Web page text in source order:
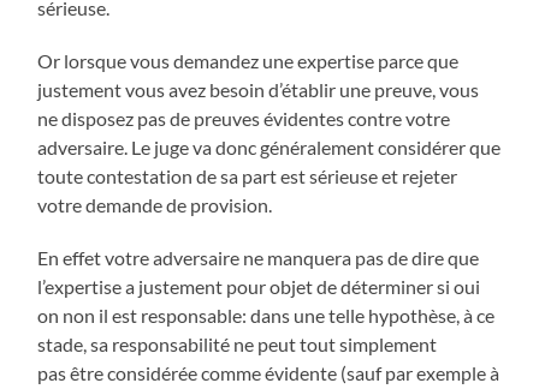
sérieuse.
Or lorsque vous demandez une expertise parce que
justement vous avez besoin d’établir une preuve, vous
ne disposez pas de preuves évidentes contre votre
adversaire. Le juge va donc généralement considérer que
toute contestation de sa part est sérieuse et rejeter
votre demande de provision.
En effet votre adversaire ne manquera pas de dire que
l’expertise a justement pour objet de déterminer si oui
on non il est responsable: dans une telle hypothèse, à ce
stade, sa responsabilité ne peut tout simplement
pas être considérée comme évidente (sauf par exemple à